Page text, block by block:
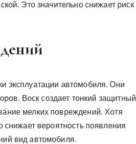
Это значительно снижает риск
эксплуатации автомобиля. Они
Воск создает тонкий защитный
мелких повреждений. Хотя
снижает вероятность появления
вид автомобиля.